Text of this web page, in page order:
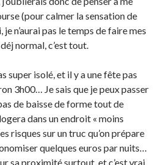
(pour calmer la sensation de
n’aurai pas le temps de faire mes
normal, c’est tout.
super isolé, et il y a une fête pas
3h00… Je sais que je peux passer
de baisse de forme tout de
dans un endroit « moins
risques sur un truc qu’on prépare
quelques euros par nuits…
sa proximité surtout, et c’est vrai